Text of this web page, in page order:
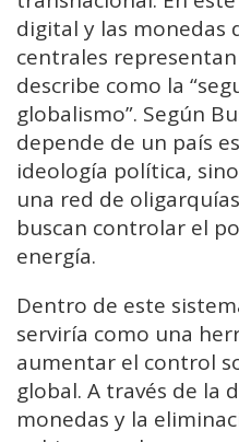
digital y las monedas
centrales
describe como la
globalismo”. Según
depende de un país
ideología política,
una red de
buscan controlar el
energía.
Dentro de este
serviría como una
aumentar el control
global. A través de la
monedas y la